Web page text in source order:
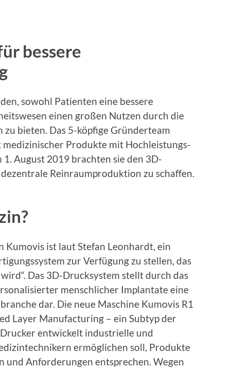
bessere
sowohl Patienten eine bessere
einen großen Nutzen durch die
bieten. Das 5-köpfige Gründerteam
Produkte mit Hochleistungs-
August 2019 brachten sie den 3D-
Reinraumproduktion zu schaffen.
Kumovis ist laut Stefan Leonhardt, ein
zur Verfügung zu stellen, das
Das 3D-Drucksystem stellt durch das
menschlicher Implantate eine
dar. Die neue Maschine Kumovis R1
Layer Manufacturing – ein Subtyp der
entwickelt industrielle und
ermöglichen soll, Produkte
und Anforderungen entsprechen. Wegen